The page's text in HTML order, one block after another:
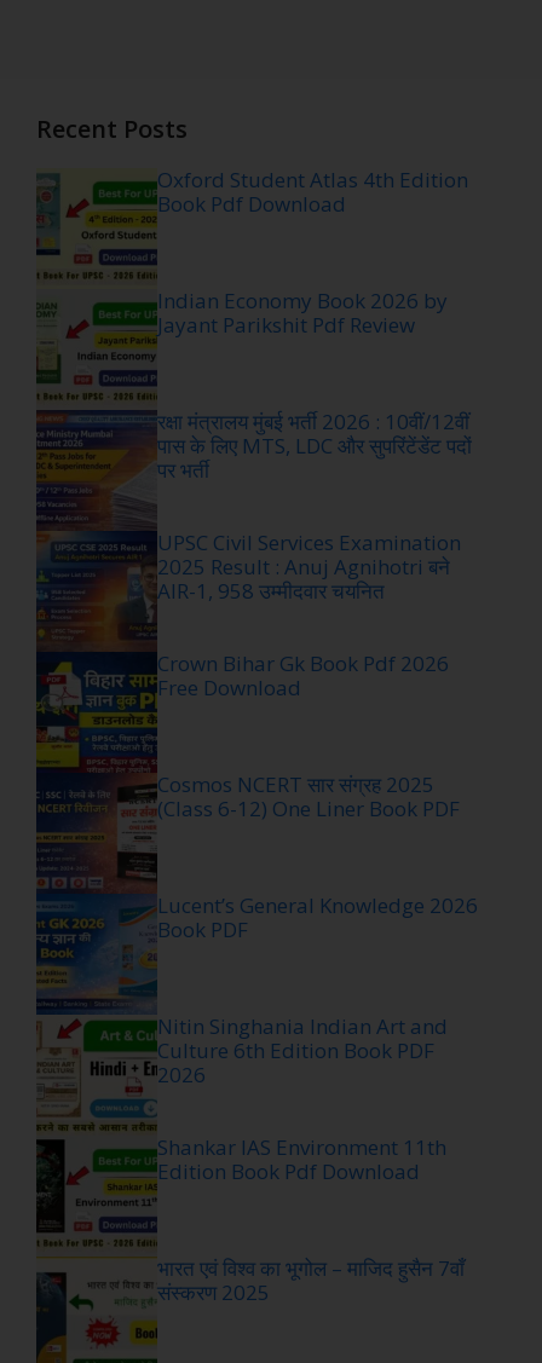
Recent Posts
Oxford Student Atlas 4th Edition
Book Pdf Download
Indian Economy Book 2026 by
Jayant Parikshit Pdf Review
रक्षा मंत्रालय मुंबई भर्ती 2026 : 10वीं/12वीं
पास के लिए MTS, LDC और सुपरिंटेंडेंट पदों
पर भर्ती
UPSC Civil Services Examination
2025 Result : Anuj Agnihotri बने
AIR-1, 958 उम्मीदवार चयनित
Crown Bihar Gk Book Pdf 2026
Free Download
Cosmos NCERT सार संग्रह 2025
(Class 6-12) One Liner Book PDF
Lucent’s General Knowledge 2026
Book PDF
Nitin Singhania Indian Art and
Culture 6th Edition Book PDF
2026
Shankar IAS Environment 11th
Edition Book Pdf Download
भारत एवं विश्व का भूगोल – माजिद हुसैन 7वाँ
संस्करण 2025